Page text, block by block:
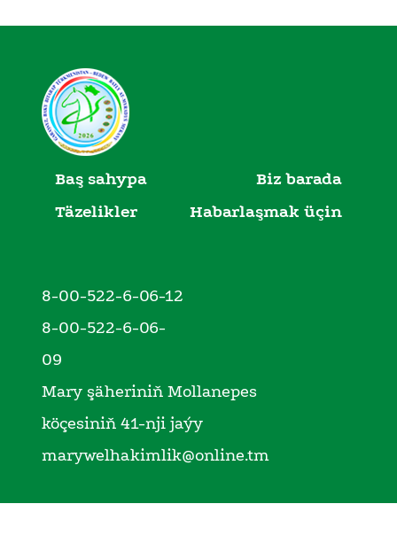
Baş sahypa
Biz barada
Täzelikler
Habarlaşmak üçin
8-00-522-6-06-12
8-00-522-6-06-
09
Mary şäheriniň Mollanepes
köçesiniň 41-nji jaýy
marywelhakimlik@online.tm